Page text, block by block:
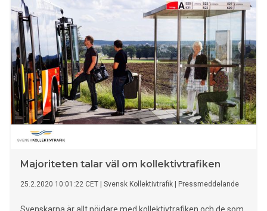
Majoriteten talar väl om kollektivtrafiken
25.2.2020 10:01:22 CET Svensk Kollektivtrafik Pressmeddelande